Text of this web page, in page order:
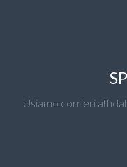
Usiamo corrieri